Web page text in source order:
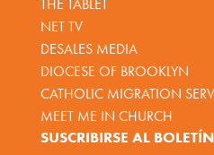
THE TABLET
NET TV
DESALES MEDIA
DIOCESE OF BROOKLYN
CATHOLIC MIGRATION
MEET ME IN CHURCH
SUSCRIBIRSE AL BOLETÍN